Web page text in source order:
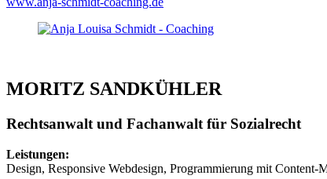
MORITZ SANDKÜHLER
Rechtsanwalt und Fachanwalt für Sozialrecht
Leistungen:
Design, Responsive Webdesign, Programmierung mit Content-